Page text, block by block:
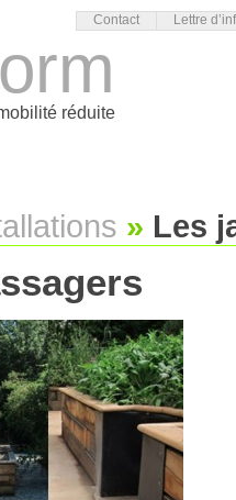
Contact Lettre
réduite
» Les